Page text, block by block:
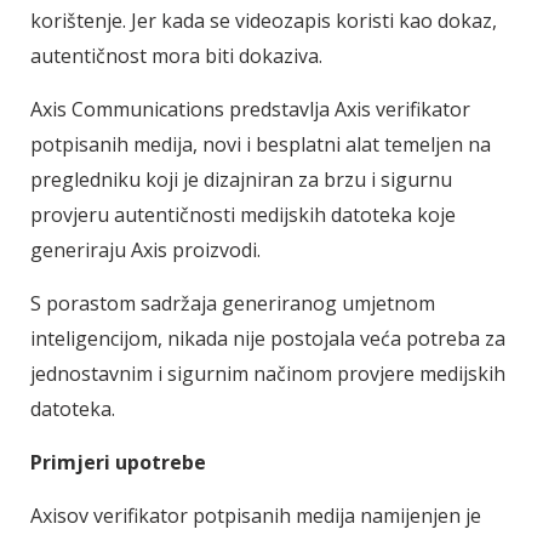
korištenje. Jer kada se videozapis koristi kao dokaz,
autentičnost mora biti dokaziva.
Axis Communications predstavlja Axis verifikator
potpisanih medija, novi i besplatni alat temeljen na
pregledniku koji je dizajniran za brzu i sigurnu
provjeru autentičnosti medijskih datoteka koje
generiraju Axis proizvodi.
S porastom sadržaja generiranog umjetnom
inteligencijom, nikada nije postojala veća potreba za
jednostavnim i sigurnim načinom provjere medijskih
datoteka.
Primjeri upotrebe
Axisov verifikator potpisanih medija namijenjen je